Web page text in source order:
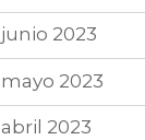
junio 2023
mayo 2023
abril 2023